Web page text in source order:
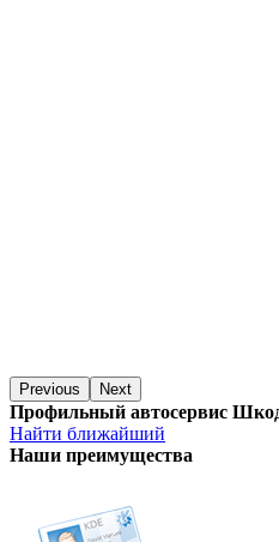
Previous Next
Профильный автосервис
Найти ближайший
Наши преимущества